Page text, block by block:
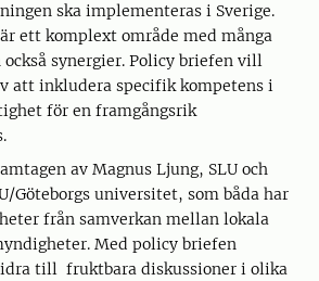
ska implementeras i Sverige.
ett komplext område med många
synergier. Policy briefen vill
att inkludera specifik kompetens i
för en framgångsrik
av Magnus Ljung, SLU och
Göteborgs universitet, som båda har
från samverkan mellan lokala
Med policy briefen
till fruktbara diskussioner i olika